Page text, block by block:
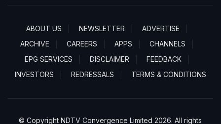
ABOUT US NEWSLETTER
ADVERTISE
ARCHIVE
CAREERS APPS
CHANNELS
EPG SERVICES
DISCLAIMER
FEEDBACK
INVESTORS
REDRESSALS TERMS & CONDITIONS
© Copyright NDTV Convergence Limited 2026. All rights